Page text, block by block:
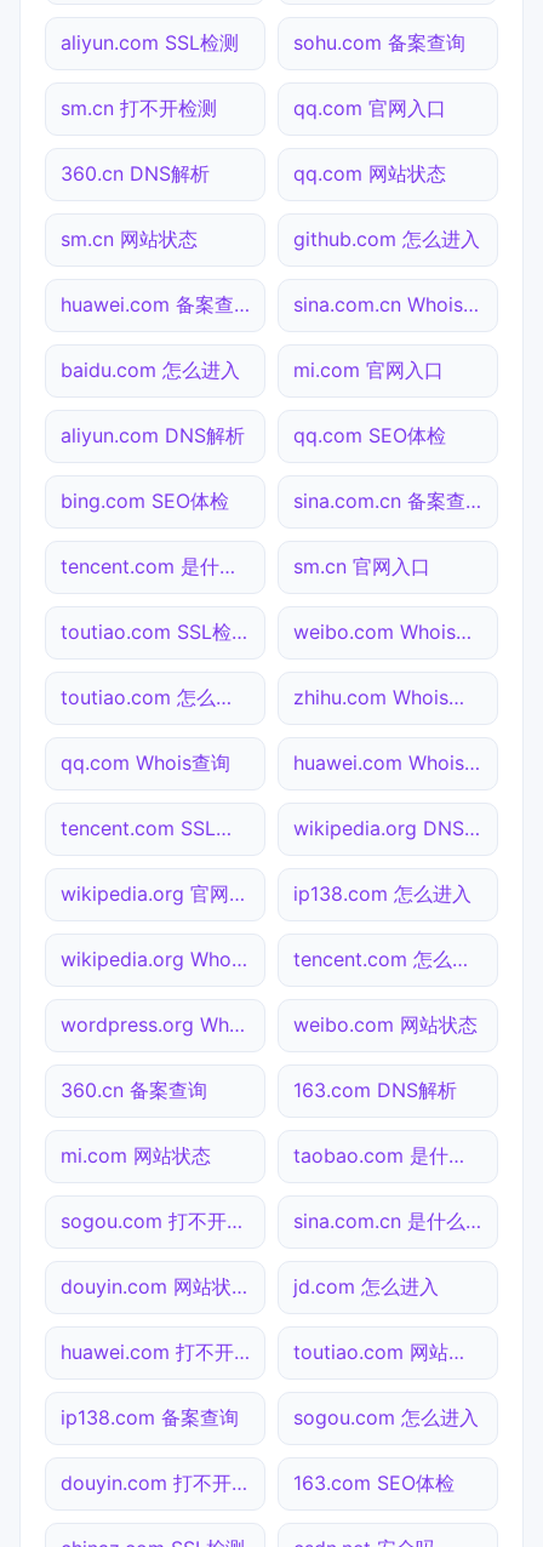
aliyun.com SSL检测 sohu.com 备案查询
sm.cn 打不开检测 qq.com 官网入口
360.cn DNS解析 qq.com 网站状态
sm.cn 网站状态 github.com 怎么进入
huawei.com 备案查询 sina.com.cn Whois查询
baidu.com 怎么进入 mi.com 官网入口
aliyun.com DNS解析 qq.com SEO体检
bing.com SEO体检 sina.com.cn 备案查询
tencent.com 是什么网站 sm.cn 官网入口
toutiao.com SSL检测 weibo.com Whois查询
toutiao.com 怎么进入 zhihu.com Whois查询
qq.com Whois查询 huawei.com Whois查询
tencent.com SSL检测 wikipedia.org DNS解析
wikipedia.org 官网入口 ip138.com 怎么进入
wikipedia.org Whois查询 tencent.com 怎么进入
wordpress.org Whois查询 weibo.com 网站状态
360.cn 备案查询 163.com DNS解析
mi.com 网站状态 taobao.com 是什么网站
sogou.com 打不开检测 sina.com.cn 是什么网站
douyin.com 网站状态 jd.com 怎么进入
huawei.com 打不开检测 toutiao.com 网站状态
ip138.com 备案查询 sogou.com 怎么进入
douyin.com 打不开检测 163.com SEO体检